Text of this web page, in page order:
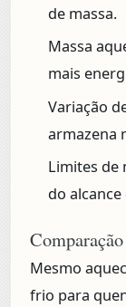
de massa.
Massa
mais
Variação
armazena
Limites de
do
Mesmo
frio para